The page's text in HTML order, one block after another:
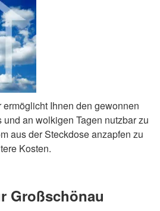
Ihnen den gewonnen
an wolkigen Tagen nutzbar zu
aus der Steckdose anzapfen zu
Kosten.
Großschönau